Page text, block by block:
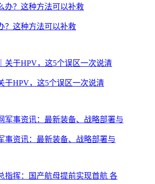
？这种方法可以补救
于HPV，这5个误区一次说清
事资讯：最新装备、战略部署与